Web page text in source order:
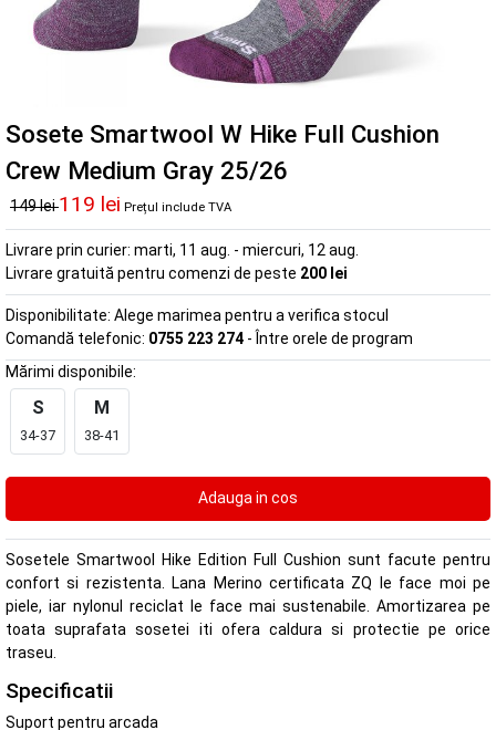
Sosete Smartwool W Hike Full Cushion
Crew Medium Gray 25/26
149 lei119 lei Prețul include TVA
Livrare prin curier: marti, 11 aug. - miercuri, 12 aug.
Livrare gratuită pentru comenzi de peste 200 lei
Disponibilitate: Alege marimea pentru a verifica stocul
Comandă telefonic: 0755 223 274 - Între orele de program
Mărimi disponibile:
S
34-37
M
38-41
Sosetele Smartwool Hike Edition Full Cushion sunt facute pentru
confort si rezistenta. Lana Merino certificata ZQ le face moi pe
piele, iar nylonul reciclat le face mai sustenabile. Amortizarea pe
toata suprafata sosetei iti ofera caldura si protectie pe orice
traseu.
Specificatii
Suport pentru arcada